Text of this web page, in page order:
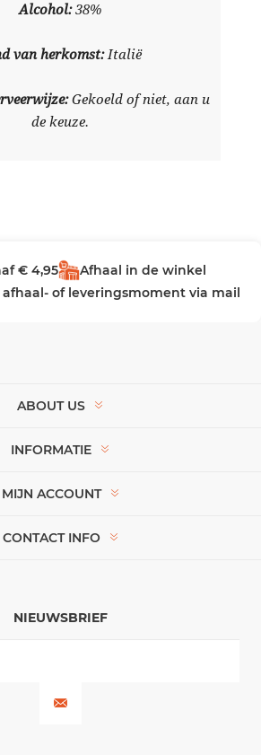
Alcohol:38%
van herkomst:Italië
Gekoeld of niet, aan u
de keuze.
€ 4,95
Afhaal in de winkel
of leveringsmoment via mail
ABOUT US
INFORMATIE
MIJN ACCOUNT
CONTACT INFO
NIEUWSBRIEF